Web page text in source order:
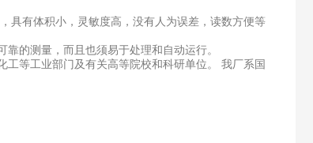
有体积小，灵敏度高，没有人为误差，读数方便等
的测量，而且也须易于处理和自动运行。
等工业部门及有关高等院校和科研单位。 我厂系国